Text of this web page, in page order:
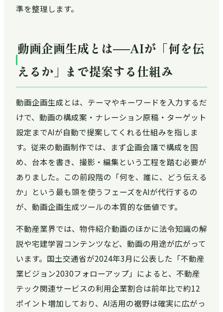
準を整理します。
動画企画生成とは──AIが「何を伝
えるか」まで提案する仕組み
動画企画生成とは、テーマやキーワードを入力するだ
けで、動画の構成案・ナレーション原稿・ターゲット
設定までAIが自動で提案してくれる仕組みを指しま
す。従来の動画制作では、まず企画会議で構成を固
め、台本を書き、撮影・編集という工程を踏む必要が
ありました。この前段階の「何を、誰に、どう伝える
か」という最も頭を使うフェーズをAIが代行するの
が、動画企画生成ツールの本質的な価値です。
不動産業界では、物件紹介動画のほかに法令知識の解
説や宅建学習コンテンツなど、動画の用途が広がって
います。国土交通省が2024年3月に公表した「不動産
業ビジョン2030フォローアップ」によると、不動産
テック関連サービスの利用企業割合は前年比で約12
ポイント増加しており、AI活用の裾野は確実に広がっ